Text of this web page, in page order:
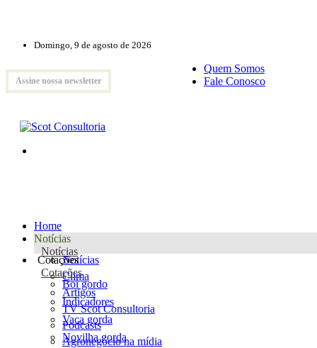
Domingo, 9 de agosto de 2026
Assine nossa newsletter
Quem Somos
Fale Conosco
Home
Notícias
Notícias
Notícias
Clima
Artigos
TV Scot Consultoria
Podcasts
Agronegócio na mídia
Cotações
Cotações
Boi gordo
Indicadores
Vaca gorda
Novilha gorda